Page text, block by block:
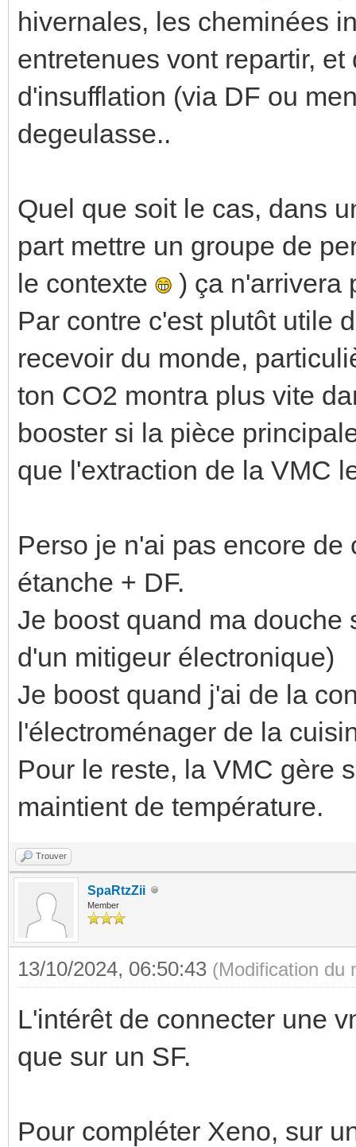
hivernales, les cheminées
entretenues vont repartir,
d'insufflation (via DF ou
degeulasse..
Quel que soit le cas, dans
part mettre un groupe de
le contexte
) ça n'arrivera
Par contre c'est plutôt utile
recevoir du monde,
ton CO2 montra plus vite
booster si la pièce
que l'extraction de la VMC
Perso je n'ai pas encore
étanche + DF.
Je boost quand ma douche
d'un mitigeur électronique)
Je boost quand j'ai de la
l'électroménager de la
Pour le reste, la VMC gère
maintient de température.
Trouver
SpaRtzZii
Member
13/10/2024, 06:50:43 (Modification du
L'intérêt de connecter une
que sur un SF.
Pour compléter Xeno, sur